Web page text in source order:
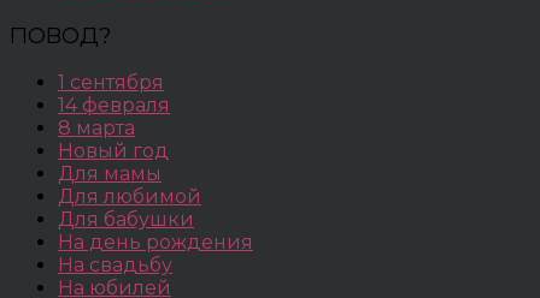
ПОВОД?
1 сентября
14 февраля
8 марта
Новый год
Для мамы
Для любимой
Для бабушки
На день рождения
На свадьбу
На юбилей